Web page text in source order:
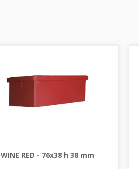
WINE RED - 76x38 h 38 mm